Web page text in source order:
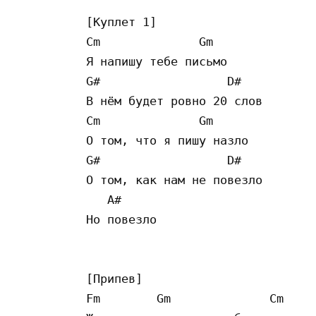
[Куплет 1]
Cm              Gm
Я напишу тебе письмо
G#                  D#
В нём будет ровно 20 слов
Cm              Gm
О том, что я пишу назло
G#                  D#
О том, как нам не повезло
   A#
Но повезло
[Припев]
Fm        Gm              Cm